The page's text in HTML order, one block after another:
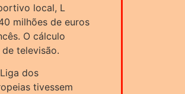
local, L
milhões de euros
O cálculo
televisão.
dos
tivessem